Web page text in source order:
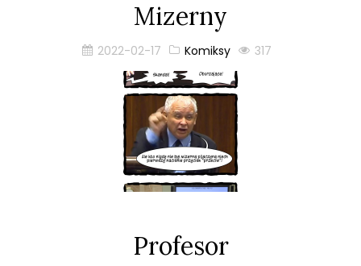
Mizerny
2022-02-17 Komiksy 317
Profesor